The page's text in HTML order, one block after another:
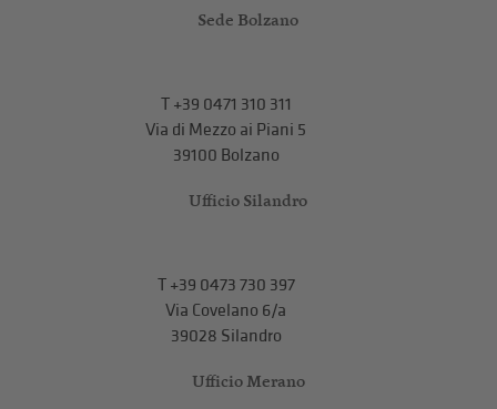
Sede Bolzano
T+39 0471 310 311
Via di Mezzo ai Piani 5
39100 Bolzano
Ufficio Silandro
T+39 0473 730 397
Via Covelano 6/a
39028 Silandro
Ufficio Merano